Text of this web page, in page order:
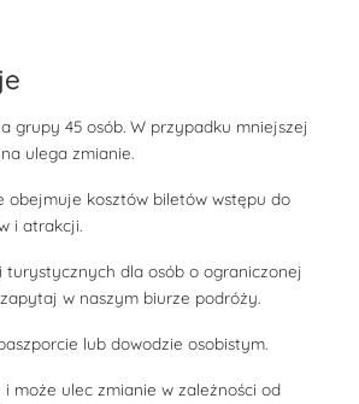
grupy 45 osób. W przypadku mniejszej
ulega zmianie.
obejmuje kosztów biletów wstępu do
i atrakcji.
turystycznych dla osób o ograniczonej
w naszym biurze podróży.
lub dowodzie osobistym.
może ulec zmianie w zależności od